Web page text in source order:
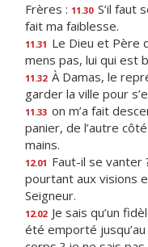
Frères : 11.30 S’il faut
fait ma faiblesse.
11.31 Le Dieu et Père
mens pas, lui qui est
11.32 À Damas, le
garder la ville pour
11.33 on m’a fait
panier, de l’autre
mains.
12.01 Faut-il se vanter
pourtant aux visions
Seigneur.
12.02 Je sais qu’un
été emporté